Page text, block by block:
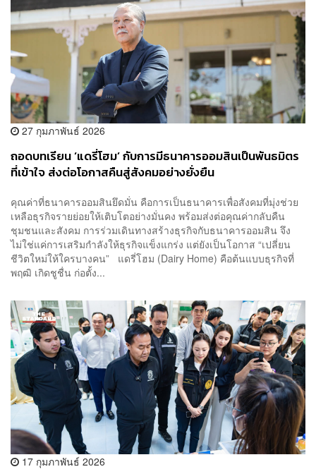
27 กุมภาพันธ์ 2026
ถอดบทเรียน ‘แดรี่โฮม’ กับการมีธนาคารออมสินเป็นพันธมิตร
ที่เข้าใจ ส่งต่อโอกาสคืนสู่สังคมอย่างยั่งยืน
คุณค่าที่ธนาคารออมสินยึดมั่น คือการเป็นธนาคารเพื่อสังคมที่มุ่งช่วย
เหลือธุรกิจรายย่อยให้เติบโตอย่างมั่นคง พร้อมส่งต่อคุณค่ากลับคืน
ชุมชนและสังคม การร่วมเดินทางสร้างธุรกิจกับธนาคารออมสิน จึง
ไม่ใช่แค่การเสริมกำลังให้ธุรกิจแข็งแกร่ง แต่ยังเป็นโอกาส “เปลี่ยน
ชีวิตใหม่ให้ใครบางคน” แดรี่โฮม (Dairy Home) คือต้นแบบธุรกิจที่
พฤฒิ เกิดชูชื่น ก่อตั้ง...
17 กุมภาพันธ์ 2026